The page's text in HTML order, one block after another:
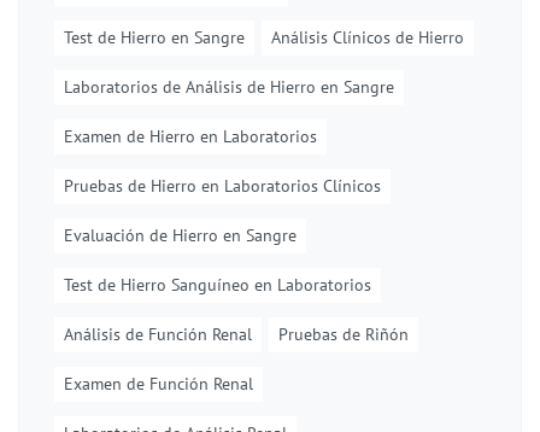
Test de Hierro en Sangre Análisis Clínicos de Hierro
Laboratorios de Análisis de Hierro en Sangre
Examen de Hierro en Laboratorios
Pruebas de Hierro en Laboratorios Clínicos
Evaluación de Hierro en Sangre
Test de Hierro Sanguíneo en Laboratorios
Análisis de Función Renal Pruebas de Riñón
Examen de Función Renal